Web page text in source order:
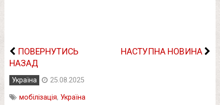
ПОВЕРНУТИСЬ
НАЗАД
НАСТУПНА НОВИНА
Україна 25.08.2025
мобілізація, Україна